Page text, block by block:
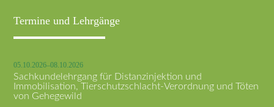
Termine und Lehrgänge
05.10.2026–08.10.2026
Sachkundelehrgang für Distanzinjektion und
Immobilisation, Tierschutzschlacht-Verordnung und Töten
von Gehegewild